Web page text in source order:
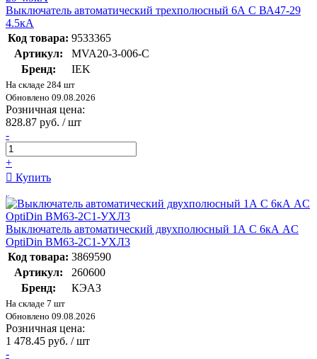
Выключатель автоматический трехполюсный 6А С ВА47-29
4.5кА
Код товара: 9533365
Артикул:
MVA20-3-006-C
Бренд:
IEK
На складе 284 шт
Обновлено 09.08.2026
Розничная цена:
828.87 руб. / шт
-
+
Купить
Выключатель автоматический двухполюсный 1А C 6кА AC
OptiDin BM63-2C1-УХЛ3
Код товара: 3869590
Артикул:
260600
Бренд:
КЭАЗ
На складе 7 шт
Обновлено 09.08.2026
Розничная цена:
1 478.45 руб. / шт
-